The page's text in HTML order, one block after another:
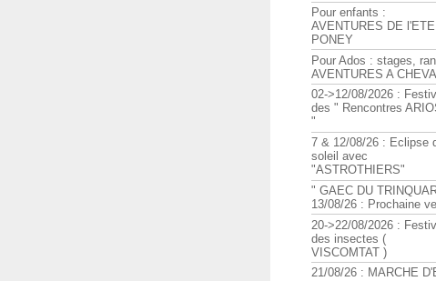
Pour enfants :
AVENTURES DE
PONEY
Pour Ados : stages,
AVENTURES A
02->12/08/2026 :
des " Rencontres
"
7 & 12/08/26 : Eclipse
soleil avec
"ASTROTHIERS"
" GAEC DU
13/08/26 : Prochaine
20->22/08/2026 :
des insectes (
VISCOMTAT )
21/08/26 : MARCHE